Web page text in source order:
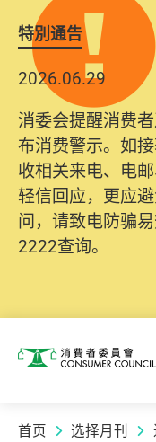
特別通告
2026.06.29
消委会提醒消费
布消费警示。如
收相关来电、电
轻信回应，更应
问，请致电防骗
2222查询。
消费者委员会
首页 选择月刊